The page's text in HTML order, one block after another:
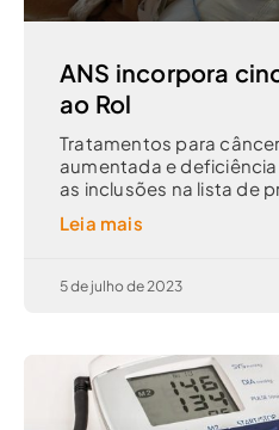
ANS incorpora
ao Rol
Tratamentos para
aumentada e
as inclusões na lista de
Leia mais
5 de julho de 2023